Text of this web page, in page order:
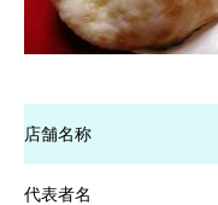
店舗名称
代表者名